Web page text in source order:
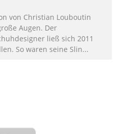
von Christian Louboutin
Augen. Der
ließ sich 2011
So waren seine Slin...